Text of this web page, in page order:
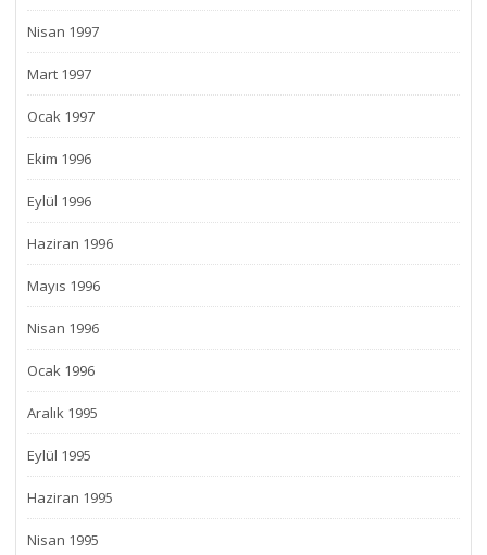
Nisan 1997
Mart 1997
Ocak 1997
Ekim 1996
Eylül 1996
Haziran 1996
Mayıs 1996
Nisan 1996
Ocak 1996
Aralık 1995
Eylül 1995
Haziran 1995
Nisan 1995